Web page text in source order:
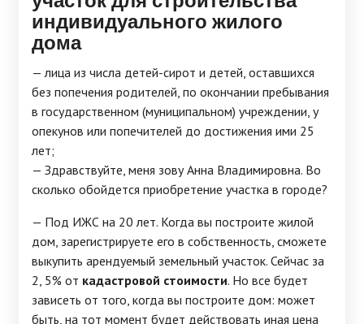
индивидуального жилого
дома
— лица из числа детей-сирот и детей, оставшихся
без попечения родителей, по окончании пребывания
в государственном (муниципальном) учреждении, у
опекунов или попечителей до достижения ими 25
лет;
— Здравствуйте, меня зову Анна Владимировна. Во
сколько обойдется приобретение участка в городе?
— Под ИЖС на 20 лет. Когда вы построите жилой
дом, зарегистрируете его в собственность, сможете
выкупить арендуемый земельный участок. Сейчас за
2, 5% от кадастровой стоимости. Но все будет
зависеть от того, когда вы построите дом: может
быть, на тот момент будет действовать иная цена